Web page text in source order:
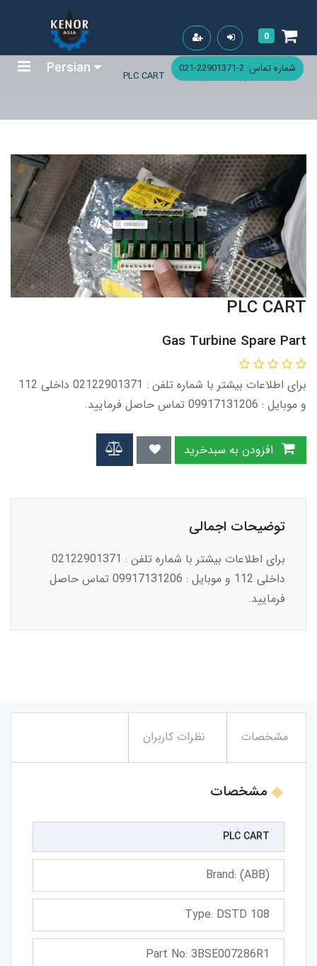
0
شماره تماس: 2-22901371-021 Persian خانه فهرست محصولات PLC CART
PLC CART
Gas Turbine Spare Part
برای اطلاعات بیشتر با شماره تلفن : 02122901371 داخلی 112
و موبایل : 09917131206 تماس حاصل فرمایید.
توضیحات اجمالی
برای اطلاعات بیشتر با شماره تلفن : 02122901371
داخلی 112 و موبایل : 09917131206 تماس حاصل
فرمایید.
مشخصات نظرات کاربران
مشخصات
PLC CART
Brand: (ABB)
Type: DSTD 108
Part No: 3BSE007286R1